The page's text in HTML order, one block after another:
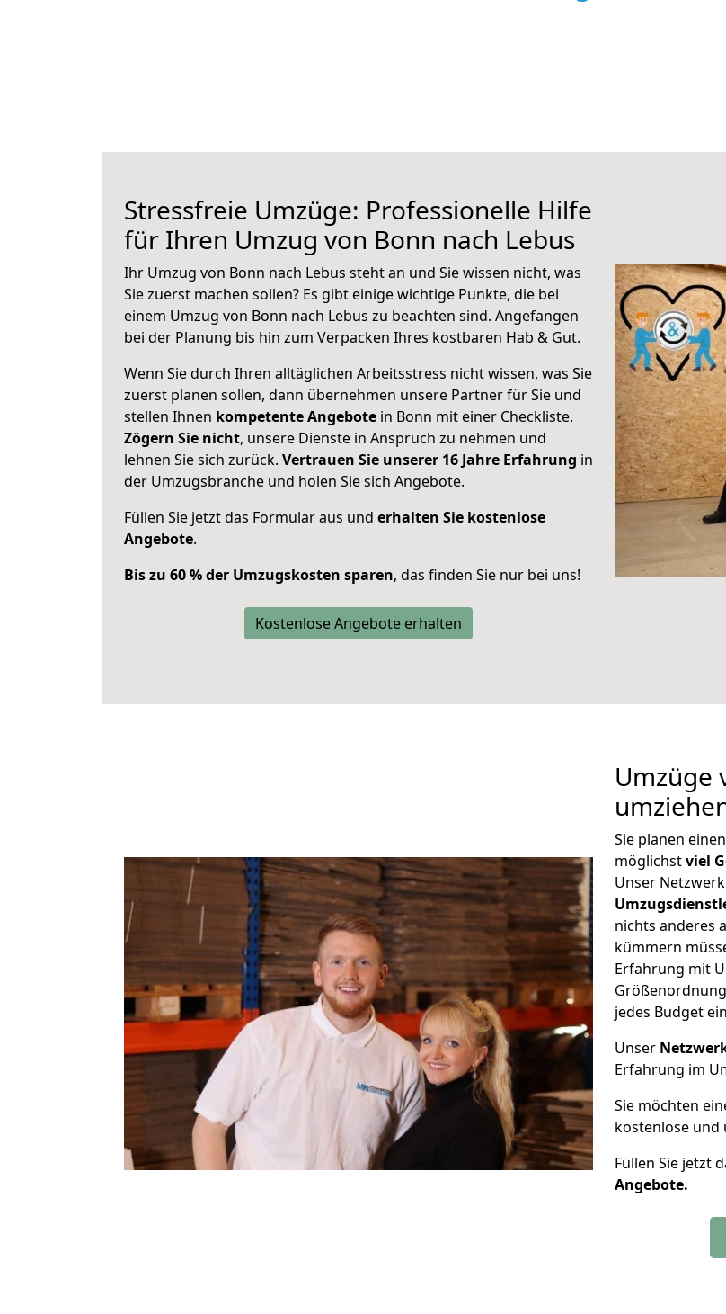
Stressfreie Umzüge: Professionelle Hilfe
für Ihren Umzug von Bonn nach Lebus
Ihr Umzug von Bonn nach Lebus steht an und Sie wissen nicht, was
Sie zuerst machen sollen? Es gibt einige wichtige Punkte, die bei
einem Umzug von Bonn nach Lebus zu beachten sind. Angefangen
bei der Planung bis hin zum Verpacken Ihres kostbaren Hab & Gut.
Wenn Sie durch Ihren alltäglichen Arbeitsstress nicht wissen, was Sie
zuerst planen sollen, dann übernehmen unsere Partner für Sie und
stellen Ihnen kompetente Angebote in Bonn mit einer Checkliste.
Zögern Sie nicht, unsere Dienste in Anspruch zu nehmen und
lehnen Sie sich zurück. Vertrauen Sie unserer 16 Jahre Erfahrung in
der Umzugsbranche und holen Sie sich Angebote.
Füllen Sie jetzt das Formular aus und erhalten Sie kostenlose
Angebote.
Bis zu 60 % der Umzugskosten sparen, das finden Sie nur bei uns!
Kostenlose Angebote erhalten
Umzüge
Sie planen
möglichstviel
Unser
nichts anderes
kümmern
Erfahrung mit
jedes Budget
Unser
Erfahrung im
Sie möchten
kostenlose und
Füllen Sie jetzt
Angebote.